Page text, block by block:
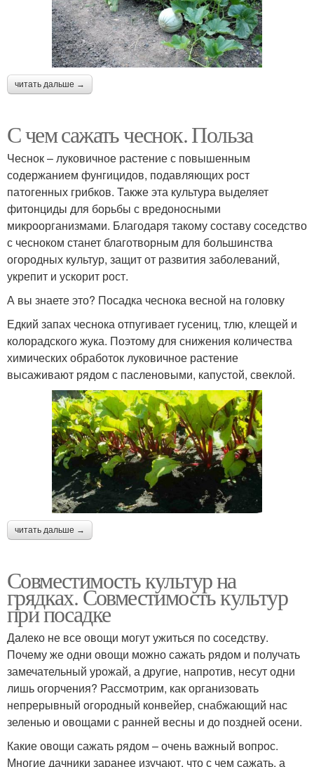
читать дальше →
С чем сажать чеснок. Польза
Чеснок – луковичное растение с повышенным
содержанием фунгицидов, подавляющих рост
патогенных грибков. Также эта культура выделяет
фитонциды для борьбы с вредоносными
микроорганизмами. Благодаря такому составу соседство
с чесноком станет благотворным для большинства
огородных культур, защит от развития заболеваний,
укрепит и ускорит рост.
А вы знаете это? Посадка чеснока весной на головку
Едкий запах чеснока отпугивает гусениц, тлю, клещей и
колорадского жука. Поэтому для снижения количества
химических обработок луковичное растение
высаживают рядом с пасленовыми, капустой, свеклой.
читать дальше →
Совместимость культур на
грядках. Совместимость культур
при посадке
Далеко не все овощи могут ужиться по соседству.
Почему же одни овощи можно сажать рядом и получать
замечательный урожай, а другие, напротив, несут одни
лишь огорчения? Рассмотрим, как организовать
непрерывный огородный конвейер, снабжающий нас
зеленью и овощами с ранней весны и до поздней осени.
Какие овощи сажать рядом – очень важный вопрос.
Многие дачники заранее изучают, что с чем сажать, а